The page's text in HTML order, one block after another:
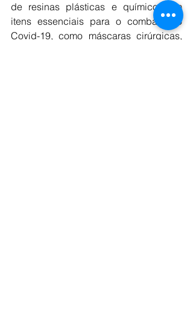
de resinas plásticas e químicos em
itens essenciais para o combate ao
Covid-19, como máscaras cirúrgicas,